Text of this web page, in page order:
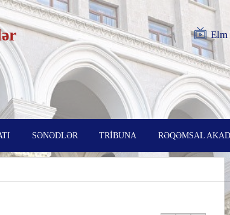
Elm
SƏNƏDLƏR TRİBUNA RƏQƏMSAL